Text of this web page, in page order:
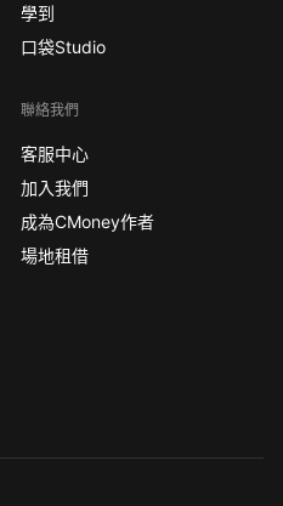
學到
口袋Studio
聯絡我們
客服中心
加入我們
成為CMoney作者
場地租借